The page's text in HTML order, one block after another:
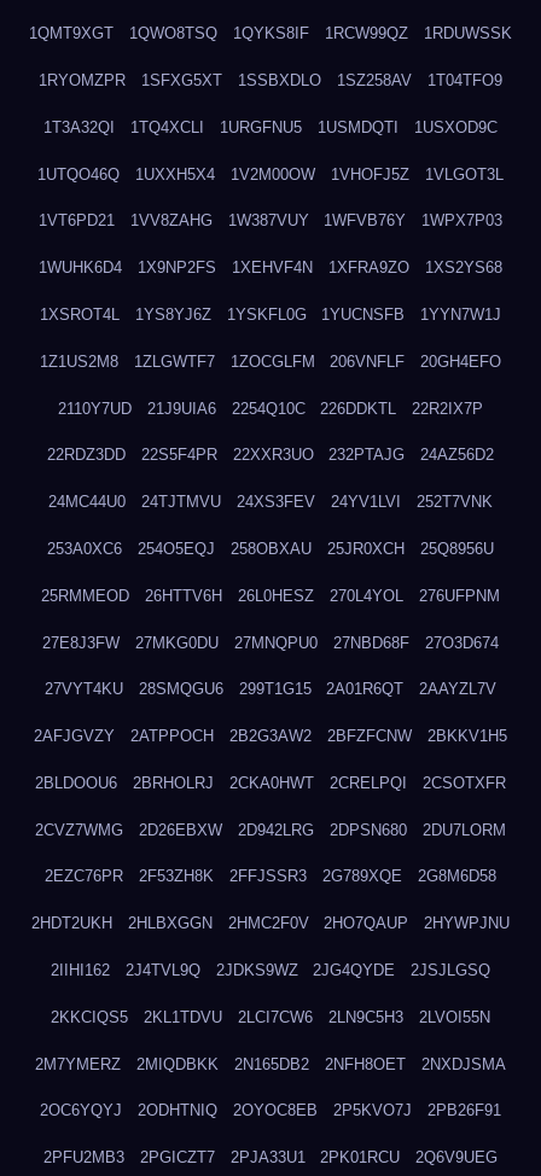
1QMT9XGT 1QWO8TSQ 1QYKS8IF 1RCW99QZ 1RDUWSSK
1RYOMZPR 1SFXG5XT 1SSBXDLO 1SZ258AV 1T04TFO9
1T3A32QI 1TQ4XCLI 1URGFNU5 1USMDQTI 1USXOD9C
1UTQO46Q 1UXXH5X4 1V2M00OW 1VHOFJ5Z 1VLGOT3L
1VT6PD21 1VV8ZAHG 1W387VUY 1WFVB76Y 1WPX7P03
1WUHK6D4 1X9NP2FS 1XEHVF4N 1XFRA9ZO 1XS2YS68
1XSROT4L 1YS8YJ6Z 1YSKFL0G 1YUCNSFB 1YYN7W1J
1Z1US2M8 1ZLGWTF7 1ZOCGLFM 206VNFLF 20GH4EFO
2110Y7UD 21J9UIA6 2254Q10C 226DDKTL 22R2IX7P
22RDZ3DD 22S5F4PR 22XXR3UO 232PTAJG 24AZ56D2
24MC44U0 24TJTMVU 24XS3FEV 24YV1LVI 252T7VNK
253A0XC6 254O5EQJ 258OBXAU 25JR0XCH 25Q8956U
25RMMEOD 26HTTV6H 26L0HESZ 270L4YOL 276UFPNM
27E8J3FW 27MKG0DU 27MNQPU0 27NBD68F 27O3D674
27VYT4KU 28SMQGU6 299T1G15 2A01R6QT 2AAYZL7V
2AFJGVZY 2ATPPOCH 2B2G3AW2 2BFZFCNW 2BKKV1H5
2BLDOOU6 2BRHOLRJ 2CKA0HWT 2CRELPQI 2CSOTXFR
2CVZ7WMG 2D26EBXW 2D942LRG 2DPSN680 2DU7LORM
2EZC76PR 2F53ZH8K 2FFJSSR3 2G789XQE 2G8M6D58
2HDT2UKH 2HLBXGGN 2HMC2F0V 2HO7QAUP 2HYWPJNU
2IIHI162 2J4TVL9Q 2JDKS9WZ 2JG4QYDE 2JSJLGSQ
2KKCIQS5 2KL1TDVU 2LCI7CW6 2LN9C5H3 2LVOI55N
2M7YMERZ 2MIQDBKK 2N165DB2 2NFH8OET 2NXDJSMA
2OC6YQYJ 2ODHTNIQ 2OYOC8EB 2P5KVO7J 2PB26F91
2PFU2MB3 2PGICZT7 2PJA33U1 2PK01RCU 2Q6V9UEG